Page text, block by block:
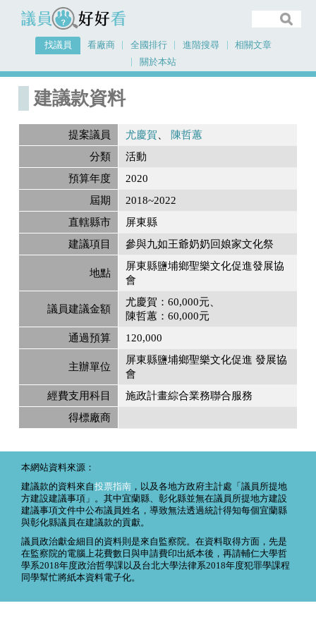
議員好好看
找議員 看廠商 全國排行 進階搜尋
相關文章
關於本站
首頁
建議款資料
提案議員 尤慶賀
陳哲蕙
分類
活動
預算年度
2020
屆期
2018~2022
直轄縣市
屏東縣
建議項目
參與九如王爺奶奶回娘家文化祭
地點
屏東縣鹽埔鄉聖樂文化促進發展協
會
議員建議金額
尤慶賀：60,000元
陳哲蕙：60,000元
通過預算
120,000
主辦單位
屏東縣鹽埔鄉聖樂文化促進 發展協
會
經費支用科目
施政計畫綜合業務聯合服務
得標廠商
本網站資料來源：
建議款的資料來自投票指南 ，以及各地方政府主計處「議員所提地
方建設建議事項」。其中宜蘭縣、彰化縣並無在議員所提地方建設
建議事項文件中公布議員姓名，導致無法透過統計得知每個宜蘭縣
與彰化縣議員在建議款的貢獻。
議員政治獻金細目的資料則是來自監察院。在資料取得方面，先是
在監察院的電腦上花費數日與申請費印出紙本後，再請輔仁大學哲
學系2018年度政治哲學課以及台北大學法律系2018年度犯罪學課程
同學幫忙將紙本資料電子化。